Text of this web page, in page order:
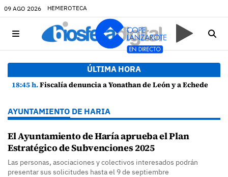
09 AGO 2026 HEMEROTECA
ÚLTIMA HORA
18:45 h.Fiscalía denuncia a Yonathan de León y a Echedey Eugenio por presuntas anomalías en contratos festivos
AYUNTAMIENTO DE HARIA
El Ayuntamiento de Haría aprueba el Plan
Estratégico de Subvenciones 2025
Las personas, asociaciones y colectivos interesados podrán
presentar sus solicitudes hasta el 9 de septiembre